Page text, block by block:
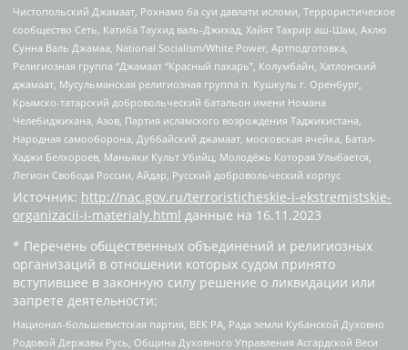
Чистопольский Джамаат, Рохнамо ба суи давлати исломи, Террористическое
сообщество Сеть, Катиба Таухид валь-Джихад, Хайят Тахрир аш-Шам, Ахлю
Сунна Валь Джамаа, National Socialism/White Power, Артподготовка,
Религиозная группа “Джамаат “Красный пахарь”, Колумбайн, Хатлонский
джамаат, Мусульманская религиозная группа п. Кушкуль г. Оренбург,
Крымско-татарский добровольческий батальон имени Номана
Челебиджихана, Азов, Партия исламского возрождения Таджикистана,
Народная самооборона, Дуббайский джамаат, московская ячейка, Батал-
Хаджи Белхороев, Маньяки Культ Убийц, Молодёжь Которая Улыбается,
Легион Свобода России, Айдар, Русский добровольческий корпус
Источник: http://nac.gov.ru/terroristicheskie-i-ekstremistskie-
organizacii-i-materialy.html данные на 16.11.2023
* Перечень общественных объединений и религиозных
организаций в отношении которых судом принято
вступившее в законную силу решение о ликвидации или
запрете деятельности:
Национал-большевистская партия, ВЕК РА, Рада земли Кубанской Духовно
Родовой Державы Русь, Община Духовного Управления Асгардской Веси